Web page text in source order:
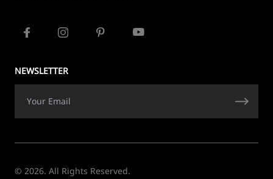
NEWSLETTER
© 2026. All Rights Reserved.